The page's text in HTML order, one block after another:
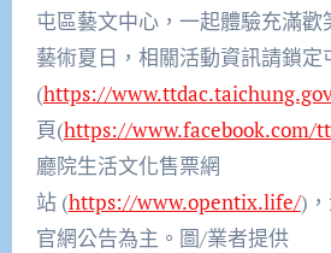
屯區藝文中心，一起體驗充滿歡
藝術夏日，相關活動資訊請鎖定
(https://
頁(https://www.facebook.com/
廳院生活文化售票網
站 (https://www.opentix.life/)
官網公告為主。圖/業者提供